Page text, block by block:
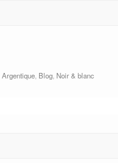
Argentique Blog Noir & blanc